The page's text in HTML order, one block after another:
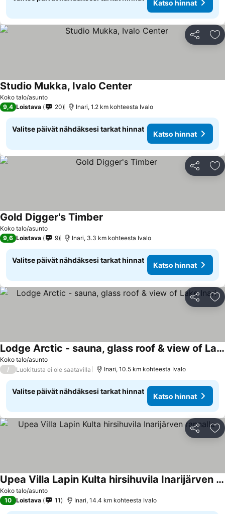
Katso hinnat
Jaa
Koko talo/asunto
Studio Mukka, Ivalo Center
9,4 Loistava 20 Inari, 1.2 km kohteesta Ivalo
Valitse päivät nähdäksesi tarkat hinnat
Katso hinnat
Jaa
Koko talo/asunto
Gold Digger's Timber
9,6 Loistava 9 Inari, 3.3 km kohteesta Ivalo
Valitse päivät nähdäksesi tarkat hinnat
Katso hinnat
Jaa
Koko talo/asunto
Lodge Arctic - sauna, glass roof & view of Lake Inari
Katso hinnat
/ Luokitusta ei ole saatavilla Inari, 10.5 km kohteesta Ivalo
Valitse päivät nähdäksesi tarkat hinnat
Katso hinnat
Jaa
Koko talo/asunto
Upea Villa Lapin Kulta hirsihuvila Inarijärven rannalla
Katso hinnat
10 Loistava 11 Inari, 14.4 km kohteesta Ivalo